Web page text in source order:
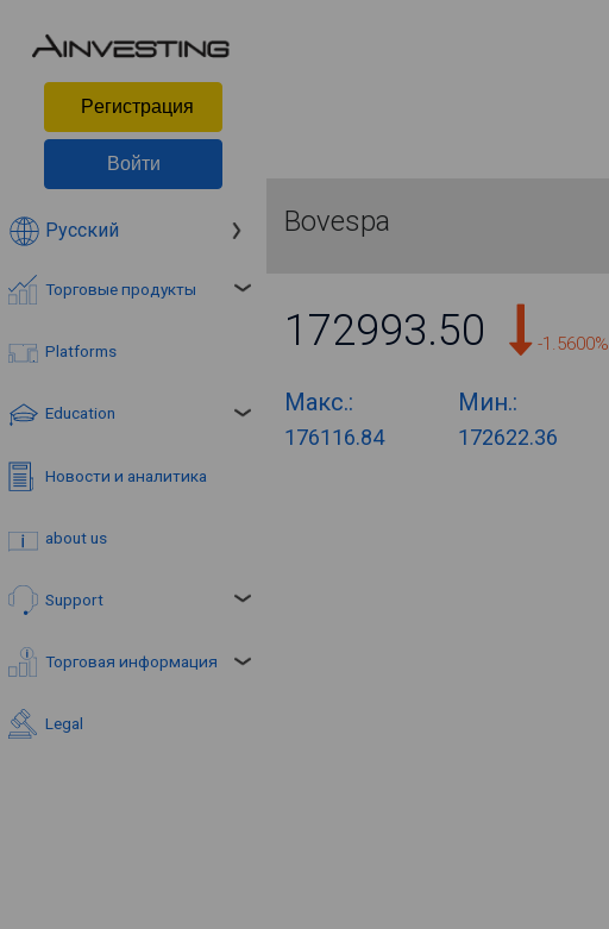
Pегистрация
Войти
Русский
Торговые продукты
Platforms
Education
Новости и аналитика
about us
Support
Торговая информация
Legal
Bovespa
172993.50 -1.5600%
Макс.:
176116.84
Мин.:
172622.36